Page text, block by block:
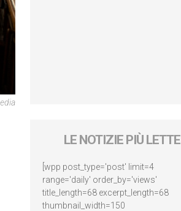
LE NOTIZIE PIÙ LETTE
[wpp post_type='post' limit=4
range='daily' order_by='views'
title_length=68 excerpt_length=68
thumbnail_width=150